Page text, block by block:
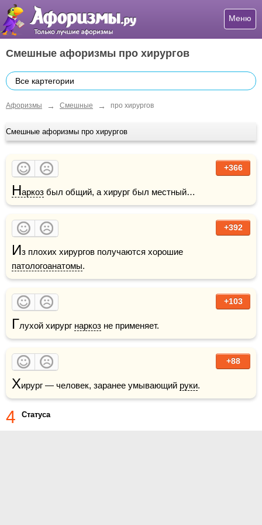
Меню
Смешные афоризмы про хирургов
Все картегории
Афоризмы → Смешные → про хирургов
Смешные афоризмы про хирургов
+366
Наркоз был общий, а хирург был местный…
+392
И
патологоанатомы.
+103
Глухой хирург наркоз не применяет.
+88
Хирург — человек, заранее умывающий руки.
4 Статуса